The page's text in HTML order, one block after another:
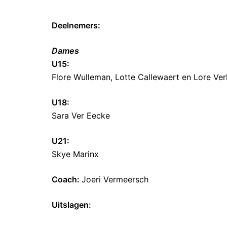
Deelnemers:
Dames
U15:
Flore Wulleman, Lotte Callewaert en Lore
U18:
Sara Ver Eecke
U21:
Skye Marinx
Coach: Joeri Vermeersch
Uitslagen: